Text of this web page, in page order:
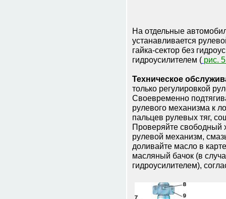
На отдельные
устанавливается
гайка-сектор без
гидроусилителем ( рис.
Техническое
только регулировкой
Своевременно
рулевого механизма к
пальцев рулевых тяг,
Проверяйте свободный
рулевой механизм,
доливайте масло в
масляный бачок (в
гидроусилителем),